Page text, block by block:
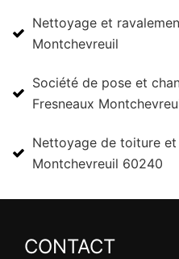
Nettoyage et
Montchevreuil
Société de pose et
Fresneaux
Nettoyage de toiture et
Montchevreuil 60240
CONTACT